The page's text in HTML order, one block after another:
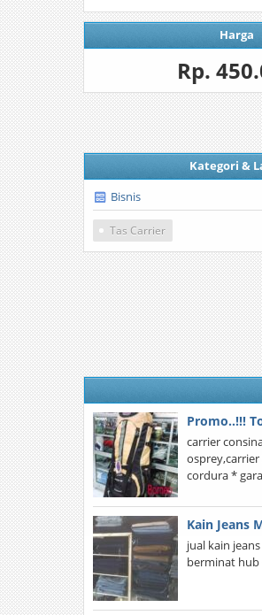
Harga
Rp.
Kategori &
Bisnis
Tas Carrier
Promo..!!!
carrier
osprey,carrier
cordura *
Kain Jeans
jual kain
berminat hub